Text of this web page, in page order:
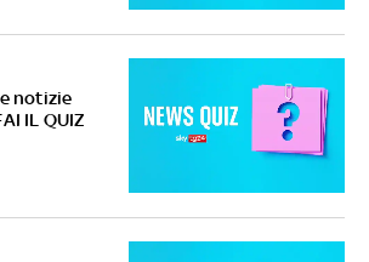
notizie
IL QUIZ